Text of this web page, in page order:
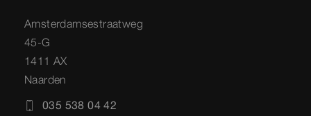
Amsterdamsestraatweg
45-G
1411 AX
Naarden
035 538 04 42